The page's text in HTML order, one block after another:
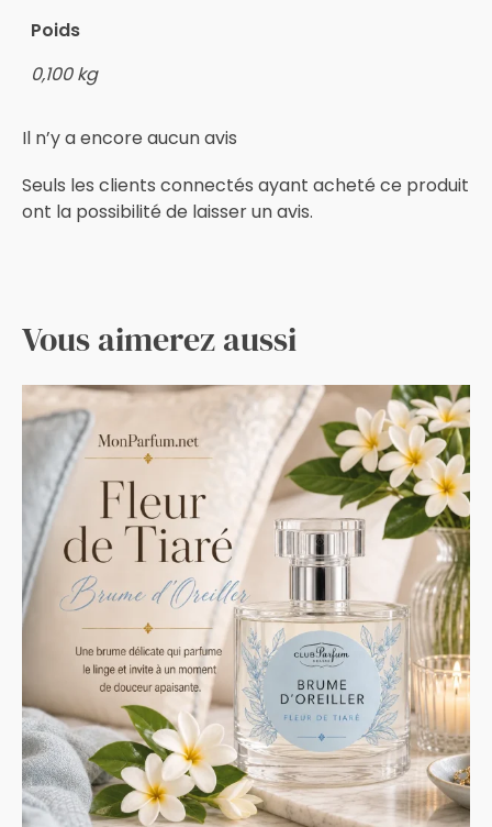
Poids
0,100 kg
Il n’y a encore aucun avis
Seuls les clients connectés ayant acheté ce produit
ont la possibilité de laisser un avis.
Vous aimerez aussi